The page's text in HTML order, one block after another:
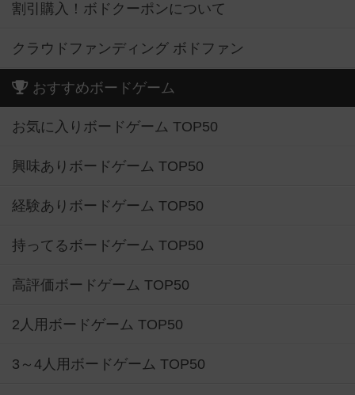
割引購入！ボドクーポンについて
クラウドファンディング ボドファン
おすすめボードゲーム
お気に入りボードゲーム TOP50
興味ありボードゲーム TOP50
経験ありボードゲーム TOP50
持ってるボードゲーム TOP50
高評価ボードゲーム TOP50
2人用ボードゲーム TOP50
3～4人用ボードゲーム TOP50